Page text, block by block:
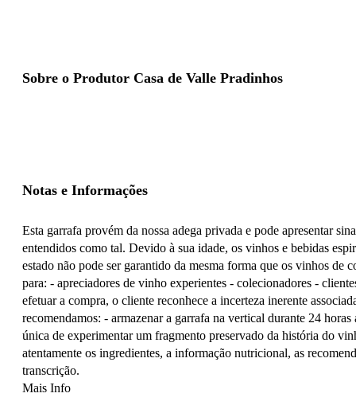
Sobre o Produtor Casa de Valle Pradinhos
Notas e Informações
Esta garrafa provém da nossa adega privada e pode apresentar
entendidos como tal. Devido à sua idade, os vinhos e bebidas
estado não pode ser garantido da mesma forma que os vinhos de
para: - apreciadores de vinho experientes - colecionadores -
efetuar a compra, o cliente reconhece a incerteza inerente
recomendamos: - armazenar a garrafa na vertical durante 24
única de experimentar um fragmento preservado da história do
atentamente os ingredientes, a informação nutricional, as
transcrição.
Mais Info